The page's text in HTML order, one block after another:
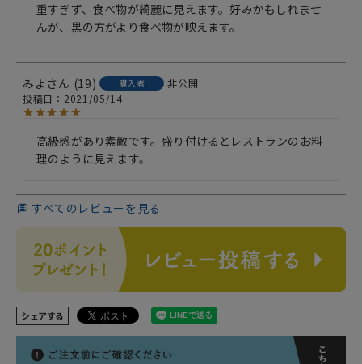
重すぎず、食べ物が綺麗に見えます。好みかもしれませ
んが、黒の方がより食べ物が映えます。
みよ 19 購入者
非公開
投稿日
2021/05/14
高級感があり素敵です。盛り付けるとレストランのお料
理のように見えます。
すべてのレビューを見る
シェアする